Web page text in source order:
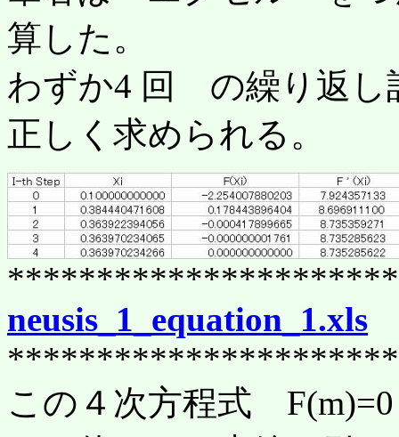
算した。
わずか4 回 の繰り返
正しく求められる。
neusis_1_equation_1.xls
この４次方程式